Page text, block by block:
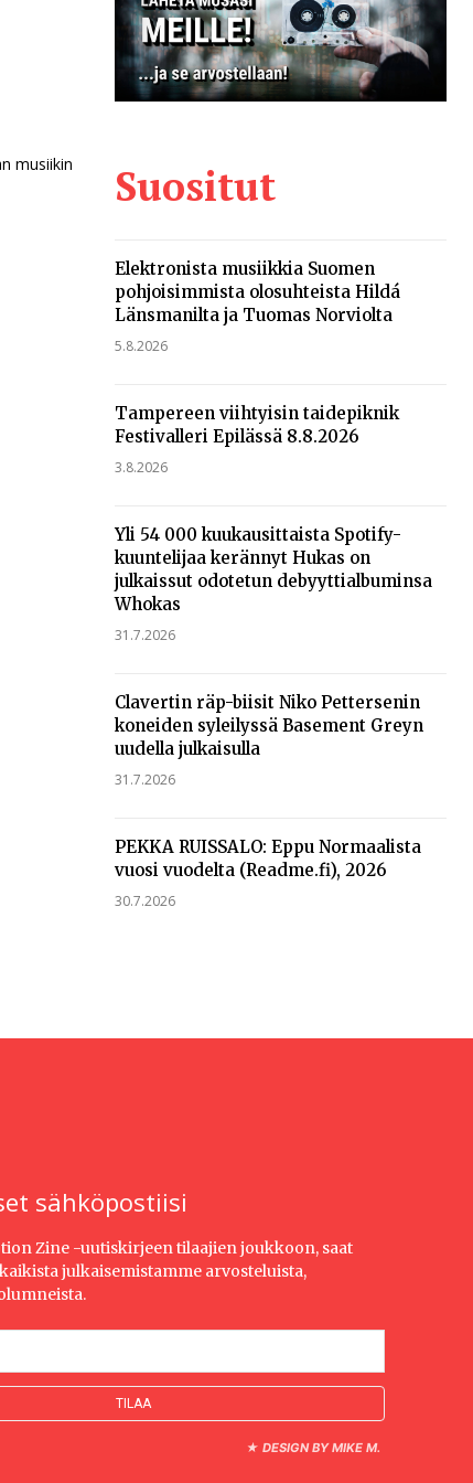
musiikin
Suositut
Elektronista musiikkia Suomen
pohjoisimmista olosuhteista Hildá
Länsmanilta ja Tuomas Norviolta
5.8.2026
Tampereen viihtyisin taidepiknik
Festivalleri Epilässä 8.8.2026
3.8.2026
Yli 54 000 kuukausittaista Spotify-
kuuntelijaa kerännyt Hukas on
julkaissut odotetun debyyttialbuminsa
Whokas
31.7.2026
Clavertin räp-biisit Niko Pettersenin
koneiden syleilyssä Basement Greyn
uudella julkaisulla
31.7.2026
PEKKA RUISSALO: Eppu Normaalista
vuosi vuodelta (Readme.fi), 2026
30.7.2026
sähköpostiisi
Zine -uutiskirjeen tilaajien joukkoon, saat
julkaisemistamme arvosteluista,
★ DESIGN BY MIKE M.